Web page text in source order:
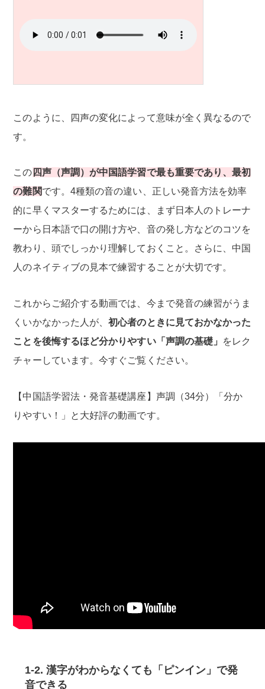
このように、四声の変化によって意味が全く異なるので
す。
この 四声（声調）が中国語学習で最も重要であり、最初
の難関です。4種類の音の違い、正しい発音方法を効率
的に早くマスターするためには、まず日本人のトレーナ
ーから日本語で口の開け方や、音の発し方などのコツを
教わり、頭でしっかり理解しておくこと。さらに、中国
人のネイティブの見本で練習することが大切です。
これからご紹介する動画では、今まで発音の練習がうま
くいかなかった人が、初心者のときに見ておかなかった
ことを後悔するほど分かりやすい「声調の基礎」
をレク
チャーしています。今すぐご覧ください。
【中国語学習法・発音基礎講座】声調（34分）「分か
りやすい！」と大好評の動画です。
1-2. 漢字がわからなくても「ピンイン」で発
音できる